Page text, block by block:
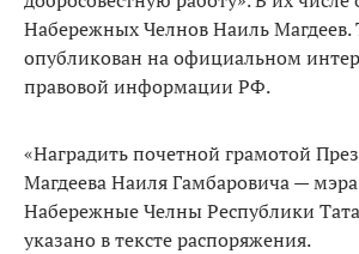
Набережных Челнов Наиль Магдеев.
опубликован на официальном
правовой информации РФ.
«Наградить почетной грамотой
Магдеева Наиля Гамбаровича —
Набережные Челны Республики
указано в тексте распоряжения.